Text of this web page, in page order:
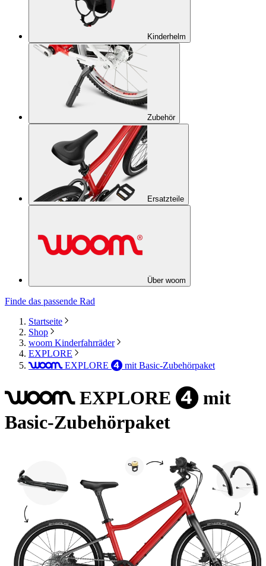
Kinderhelm
Zubehör
Ersatzteile
Über woom
Finde das passende Rad
Startseite
Shop
woom Kinderfahrräder
EXPLORE
woom EXPLORE 4 mit Basic-Zubehörpaket
woom EXPLORE 4 mit
Basic-Zubehörpaket